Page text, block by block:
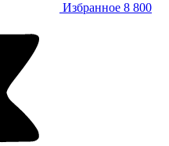
Избранное 8 800